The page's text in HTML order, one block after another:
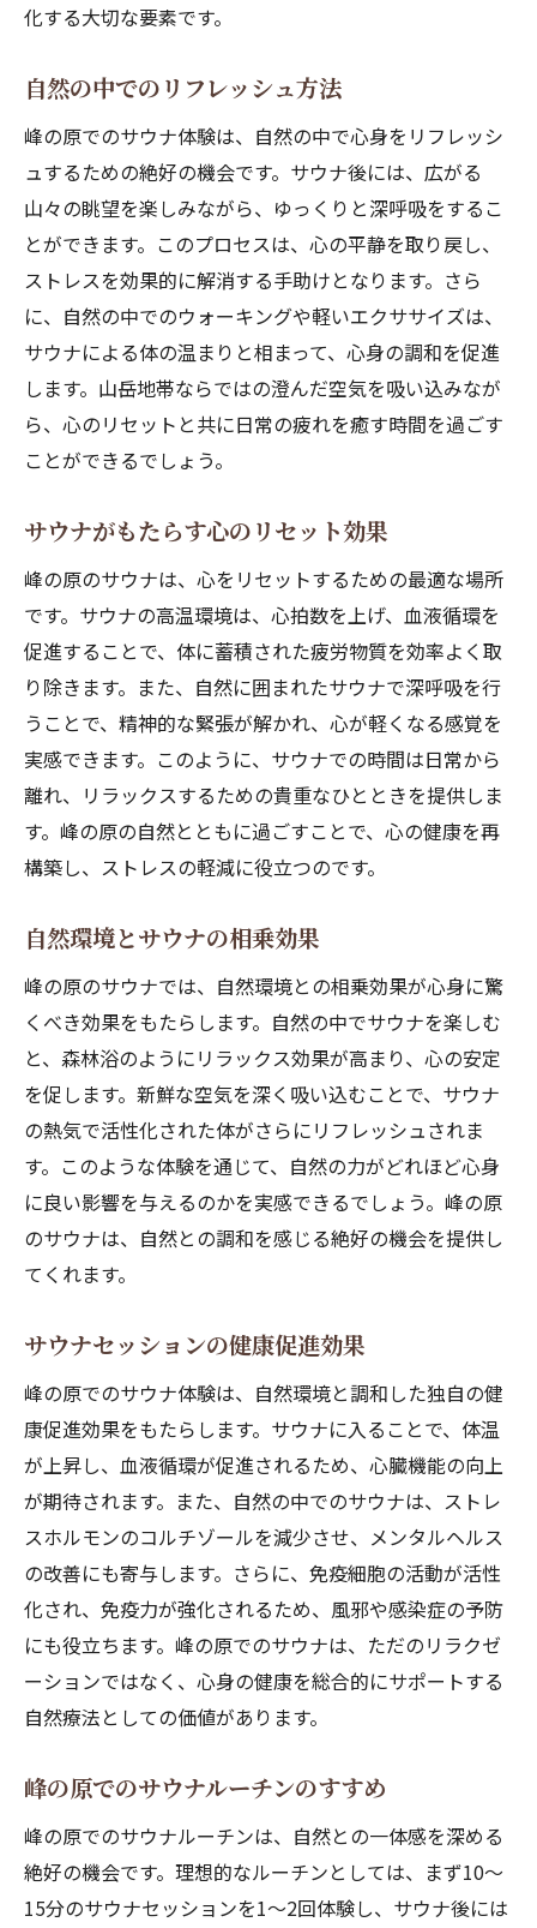
化する大切な要素です。
自然の中でのリフレッシュ方法
峰の原でのサウナ体験は、自然の中で心身をリフレッシ
ュするための絶好の機会です。サウナ後には、広がる
山々の眺望を楽しみながら、ゆっくりと深呼吸をするこ
とができます。このプロセスは、心の平静を取り戻し、
ストレスを効果的に解消する手助けとなります。さら
に、自然の中でのウォーキングや軽いエクササイズは、
サウナによる体の温まりと相まって、心身の調和を促進
します。山岳地帯ならではの澄んだ空気を吸い込みなが
ら、心のリセットと共に日常の疲れを癒す時間を過ごす
ことができるでしょう。
サウナがもたらす心のリセット効果
峰の原のサウナは、心をリセットするための最適な場所
です。サウナの高温環境は、心拍数を上げ、血液循環を
促進することで、体に蓄積された疲労物質を効率よく取
り除きます。また、自然に囲まれたサウナで深呼吸を行
うことで、精神的な緊張が解かれ、心が軽くなる感覚を
実感できます。このように、サウナでの時間は日常から
離れ、リラックスするための貴重なひとときを提供しま
す。峰の原の自然とともに過ごすことで、心の健康を再
構築し、ストレスの軽減に役立つのです。
自然環境とサウナの相乗効果
峰の原のサウナでは、自然環境との相乗効果が心身に驚
くべき効果をもたらします。自然の中でサウナを楽しむ
と、森林浴のようにリラックス効果が高まり、心の安定
を促します。新鮮な空気を深く吸い込むことで、サウナ
の熱気で活性化された体がさらにリフレッシュされま
す。このような体験を通じて、自然の力がどれほど心身
に良い影響を与えるのかを実感できるでしょう。峰の原
のサウナは、自然との調和を感じる絶好の機会を提供し
てくれます。
サウナセッションの健康促進効果
峰の原でのサウナ体験は、自然環境と調和した独自の健
康促進効果をもたらします。サウナに入ることで、体温
が上昇し、血液循環が促進されるため、心臓機能の向上
が期待されます。また、自然の中でのサウナは、ストレ
スホルモンのコルチゾールを減少させ、メンタルヘルス
の改善にも寄与します。さらに、免疫細胞の活動が活性
化され、免疫力が強化されるため、風邪や感染症の予防
にも役立ちます。峰の原でのサウナは、ただのリラクゼ
ーションではなく、心身の健康を総合的にサポートする
自然療法としての価値があります。
峰の原でのサウナルーチンのすすめ
峰の原でのサウナルーチンは、自然との一体感を深める
絶好の機会です。理想的なルーチンとしては、まず10〜
15分のサウナセッションを1〜2回体験し、サウナ後には